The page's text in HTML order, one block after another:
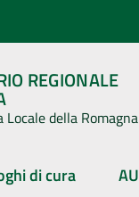
REGIONALE
della Romagna
di cura